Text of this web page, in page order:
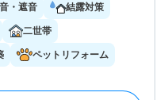
・遮音 結露対策
二世帯
ペットリフォーム